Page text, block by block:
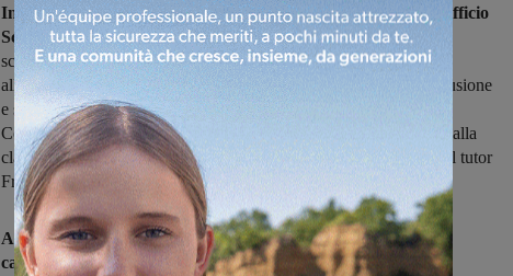
Inclusiva”, promosso da Regione Toscana, Sport e Salute e Ufficio
Scolastico Regionale.Oltre 700 bambini delle classi prime delle
scuole primarie provenienti da tutta la regione hanno partecipato
all’iniziativa, celebrando lo sport come strumento di crescita, inclusione
e socializzazione. Tra i protagonisti della giornata anche l’Istituto
Comprensivo Francesco Petrarca di Montevarchi, rappresentato dalla
classe Prima della scuola primaria di Mercatale, accompagnata dal tutor
Francesco Dainelli e dalle insegnanti Cecilia, Laura e Irene.
A rendere ancora più speciale l’evento, la presenza di grandi
campioni dello sport italiano come Andrea Lucchetta, Alessia